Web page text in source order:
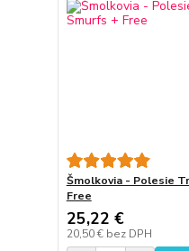
Šmolkovia - Polesie
Free
25,22 €
20,50 € bez DPH